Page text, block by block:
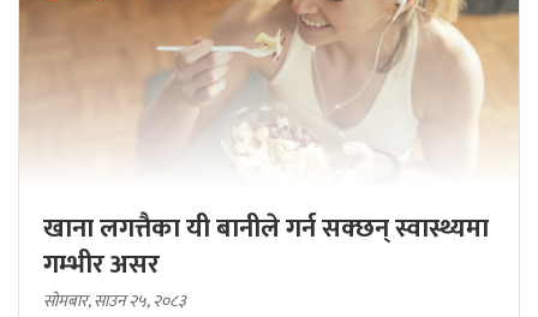
खाना लगत्तैका यी बानीले गर्न सक्छन् स्वास्थ्यमा
गम्भीर असर
सोमबार, साउन २५, २०८३